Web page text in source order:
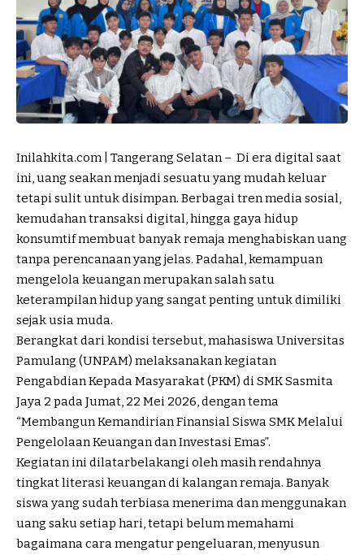
Inilahkita.com | Tangerang Selatan – Di era digital saat
ini, uang seakan menjadi sesuatu yang mudah keluar
tetapi sulit untuk disimpan. Berbagai tren media sosial,
kemudahan transaksi digital, hingga gaya hidup
konsumtif membuat banyak remaja menghabiskan uang
tanpa perencanaan yang jelas. Padahal, kemampuan
mengelola keuangan merupakan salah satu
keterampilan hidup yang sangat penting untuk dimiliki
sejak usia muda.
Berangkat dari kondisi tersebut, mahasiswa Universitas
Pamulang (UNPAM) melaksanakan kegiatan
Pengabdian Kepada Masyarakat (PKM) di SMK Sasmita
Jaya 2 pada Jumat, 22 Mei 2026, dengan tema
“Membangun Kemandirian Finansial Siswa SMK Melalui
Pengelolaan Keuangan dan Investasi Emas”.
Kegiatan ini dilatarbelakangi oleh masih rendahnya
tingkat literasi keuangan di kalangan remaja. Banyak
siswa yang sudah terbiasa menerima dan menggunakan
uang saku setiap hari, tetapi belum memahami
bagaimana cara mengatur pengeluaran, menyusun